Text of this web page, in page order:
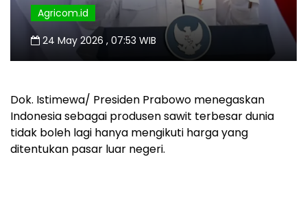
Agricom.id
24 May 2026 , 07:53 WIB
Dok. Istimewa/ Presiden Prabowo menegaskan
Indonesia sebagai produsen sawit terbesar dunia
tidak boleh lagi hanya mengikuti harga yang
ditentukan pasar luar negeri.